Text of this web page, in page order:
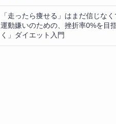
「走ったら痩せる」はまだ信じなく
運動嫌いのための、挫折率0%を目
く」ダイエット入門